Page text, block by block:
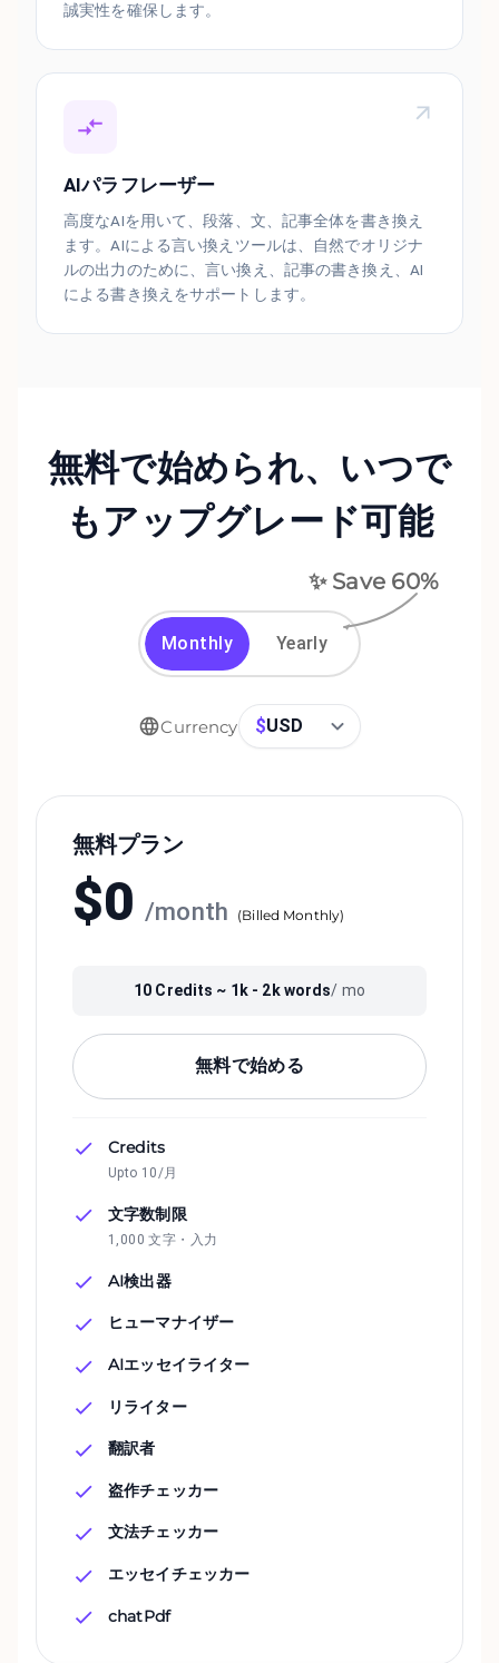
誠実性を確保します。
AIパラフレーザー
高度なAIを用いて、段落、文、記事全体を書き換え
ます。AIによる言い換えツールは、自然でオリジナ
ルの出力のために、言い換え、記事の書き換え、AI
による書き換えをサポートします。
無料で始められ、いつで
もアップグレード可能
✨ Save 60%
Monthly Yearly
Currency $USD
無料プラン
$0 /month (Billed Monthly)
10 Credits ~ 1k - 2kwords/ mo
無料で始める
Credits
Upto 10/月
文字数制限
1,000 文字・入力
AI検出器
ヒューマナイザー
AIエッセイライター
リライター
翻訳者
盗作チェッカー
文法チェッカー
エッセイチェッカー
chatPdf